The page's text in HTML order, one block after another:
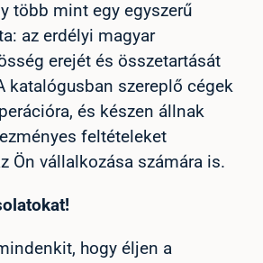
több mint egy egyszerű
az erdélyi magyar
erejét és összetartását
katalógusban szereplő cégek
és készen állnak
feltételeket
Ön vállalkozása számára is.
hogy éljen a